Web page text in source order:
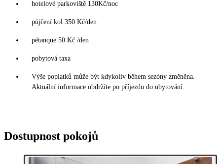
hotelové parkoviště 130Kč/noc
půjčení kol 350 Kč/den
pétanque 50 Kč /den
pobytová taxa
Výše poplatků může být kdykoliv během sezóny změněna.
Aktuální informace obdržíte po příjezdu do ubytování.
Dostupnost pokojů